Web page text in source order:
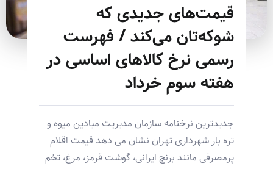
قیمت‌های جدیدی که
شوکه‌تان می‌کند / فهرست
رسمی نرخ کالاهای اساسی در
هفته سوم خرداد
جدیدترین نرخنامه سازمان مدیریت میادین میوه و
تره بار شهرداری تهران نشان می دهد قیمت اقلام
پرمصرفی مانند برنج ایرانی، گوشت قرمز، مرغ، تخم